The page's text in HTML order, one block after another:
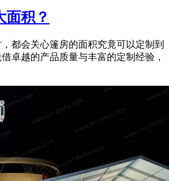
面积？
都会关心篷房的面积究竟可以定制到
卓越的产品质量与丰富的定制经验，